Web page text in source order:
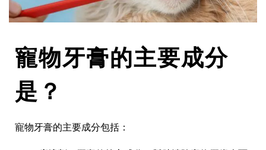
寵物牙膏的主要成分
是？
寵物牙膏的主要成分包括：